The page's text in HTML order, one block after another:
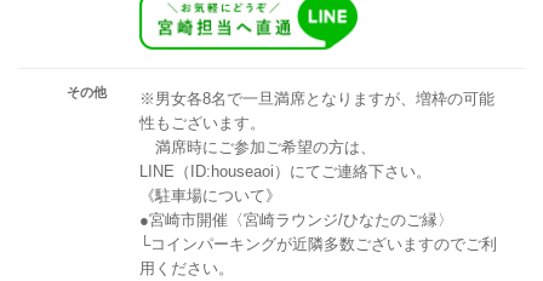
その他
※男女各8名で一旦満席となりますが、増枠の可能
性もございます。
満席時にご参加ご希望の方は、
LINE（ID:houseaoi）にてご連絡下さい。
《駐車場について》
●宮崎市開催〈宮崎ラウンジ/ひなたのご縁〉
└コインパーキングが近隣多数ございますのでご利
用ください。